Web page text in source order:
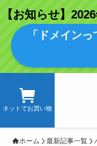
【お知らせ】
「ドメイン
ネットでお買い物
ホーム 最新記事一覧